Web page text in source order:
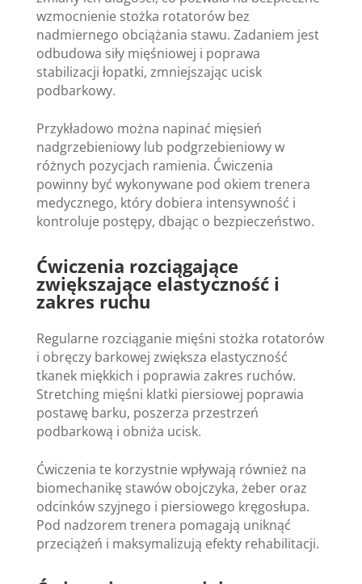
wzmocnienie stożka rotatorów bez
nadmiernego obciążania stawu. Zadaniem jest
odbudowa siły mięśniowej i poprawa
stabilizacji łopatki, zmniejszając ucisk
podbarkowy.
Przykładowo można napinać mięsień
nadgrzebieniowy lub podgrzebieniowy w
różnych pozycjach ramienia. Ćwiczenia
powinny być wykonywane pod okiem trenera
medycznego, który dobiera intensywność i
kontroluje postępy, dbając o bezpieczeństwo.
Ćwiczenia rozciągające
zwiększające elastyczność i
zakres ruchu
Regularne rozciąganie mięśni stożka rotatorów
i obręczy barkowej zwiększa elastyczność
tkanek miękkich i poprawia zakres ruchów.
Stretching mięśni klatki piersiowej poprawia
postawę barku, poszerza przestrzeń
podbarkową i obniża ucisk.
Ćwiczenia te korzystnie wpływają również na
biomechanikę stawów obojczyka, żeber oraz
odcinków szyjnego i piersiowego kręgosłupa.
Pod nadzorem trenera pomagają uniknąć
przeciążeń i maksymalizują efekty rehabilitacji.